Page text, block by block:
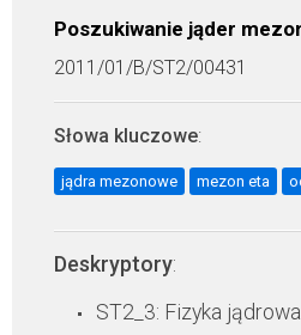
Poszukiwanie jąder
2011/01/B/ST2/00431
Słowa kluczowe:
jądra mezonowe mezon eta
Deskryptory:
ST2_3: Fizyka jądrowa